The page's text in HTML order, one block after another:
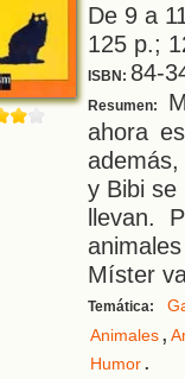
De 9 a
125 p.;
ISBN: 84-
Resumen:
ahora
y Bibi se
llevan.
Míster
Temática:
Animales,
Humor.